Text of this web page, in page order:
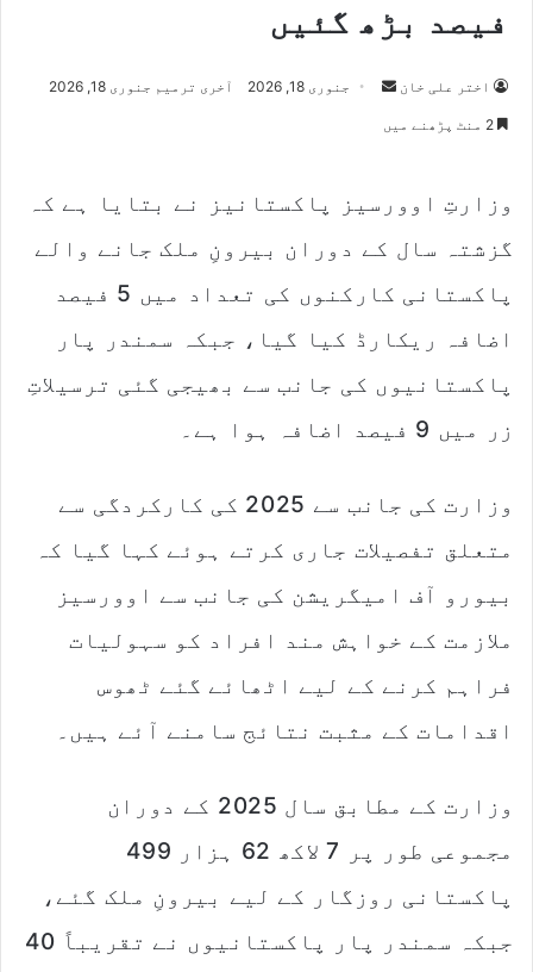
فیصد بڑھ گئیں
اختر علی خان
e
m
جنوری 18, 2026 آخری ترمیم جنوری 18, 2026
وزارتِ اوورسیز پاکستانیز نے بتایا ہے کہ
گزشتہ سال کے دوران بیرونِ ملک جانے والے
پاکستانی کارکنوں کی تعداد میں 5 فیصد
اضافہ ریکارڈ کیا گیا، جبکہ سمندر پار
پاکستانیوں کی جانب سے بھیجی گئی ترسیلاتِ
زر میں 9 فیصد اضافہ ہوا ہے۔
وزارت کی جانب سے 2025 کی کارکردگی سے
متعلق تفصیلات جاری کرتے ہوئے کہا گیا کہ
بیورو آف امیگریشن کی جانب سے اوورسیز
ملازمت کے خواہش مند افراد کو سہولیات
فراہم کرنے کے لیے اٹھائے گئے ٹھوس
اقدامات کے مثبت نتائج سامنے آئے ہیں۔
وزارت کے مطابق سال 2025 کے دوران
مجموعی طور پر 7 لاکھ 62 ہزار 499
پاکستانی روزگار کے لیے بیرونِ ملک گئے،
جبکہ سمندر پار پاکستانیوں نے تقریباً 40